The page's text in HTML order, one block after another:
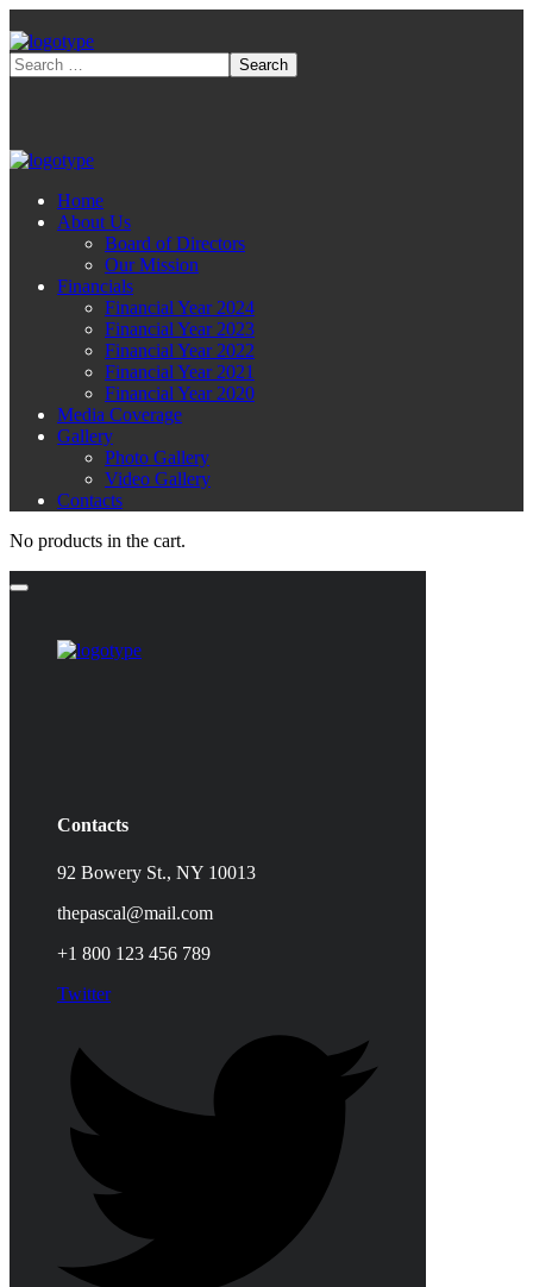
Home
About Us
Board of Directors
Our Mission
Financials
Financial Year 2024
Financial Year 2023
Financial Year 2022
Financial Year 2021
Financial Year 2020
Media Coverage
Gallery
Photo Gallery
Video Gallery
Contacts
No products in the cart.
Contacts
92 Bowery St., NY 10013
thepascal@mail.com
+1 800 123 456 789
Twitter